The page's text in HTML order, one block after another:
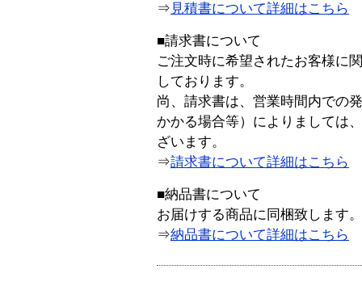
⇒ 見積書について詳細はこちら
■請求書について
ご注文時に希望されたお客様に
しております。
尚、請求書は、営業時間内での
かかる場合等）によりましては
ざいます。
⇒請求書について詳細はこちら
■納品書について
お届けする商品に同梱致します。
⇒納品書について詳細はこちら